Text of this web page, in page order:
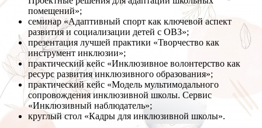
помещений»;
семинар «Адаптивный спорт как ключевой аспект
развития и социализации детей с ОВЗ»;
презентация лучшей практики «Творчество как
инструмент инклюзии»;
практический кейс «Инклюзивное волонтерство как
ресурс развития инклюзивного образования»;
практический кейс «Модель мультимодального
сопровождения инклюзивной школы. Сервис
«Инклюзивный наблюдатель»;
круглый стол «Кадры для инклюзивной школы».